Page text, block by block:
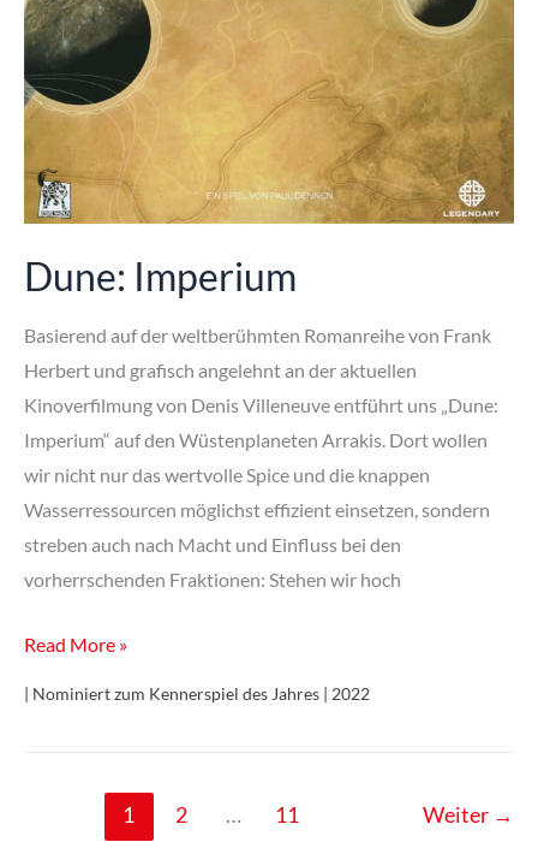
Dune: Imperium
Basierend auf der weltberühmten Romanreihe von Frank
Herbert und grafisch angelehnt an der aktuellen
Kinoverfilmung von Denis Villeneuve entführt uns „Dune:
Imperium“ auf den Wüstenplaneten Arrakis. Dort wollen
wir nicht nur das wertvolle Spice und die knappen
Wasserressourcen möglichst effizient einsetzen, sondern
streben auch nach Macht und Einfluss bei den
vorherrschenden Fraktionen: Stehen wir hoch
Dune:
Read More »
| Nominiert zum Kennerspiel des Jahres | 2022
1 2 … 11 Weiter →